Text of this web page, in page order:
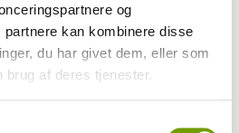
og
kan kombinere disse
du har givet dem, eller som
brug af deres tjenester.